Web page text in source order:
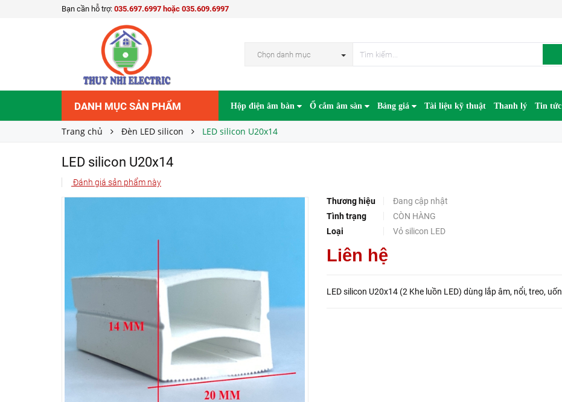
Bạn cần hỗ trợ: 035.697.6997 hoặc 035.609.6997
Chọn danh mục
DANH MỤC SẢN PHẨM Hộp điện âm bàn Ổ cắm âm sàn Bảng giá Tài liệu kỹ thuật Thanh lý Tin tức
Trang chủ Đèn LED silicon LED silicon U20x14
LED silicon U20x14
Đánh giá sản phẩm này
Thương hiệu
Đang cập nhật
Tình trạng
CÒN HÀNG
Loại
Vỏ silicon LED
Liên hệ
LED silicon U20x14 (2 Khe luồn LED) dùng lắp âm, nổi, treo, uốn
LED silicon U20x14
Giá bán: Liên hệ